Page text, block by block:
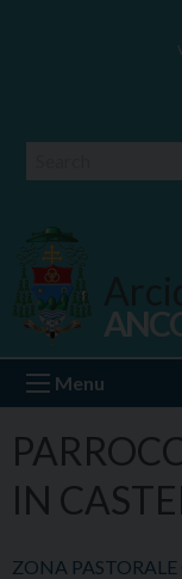
Menu
IN
ZONA